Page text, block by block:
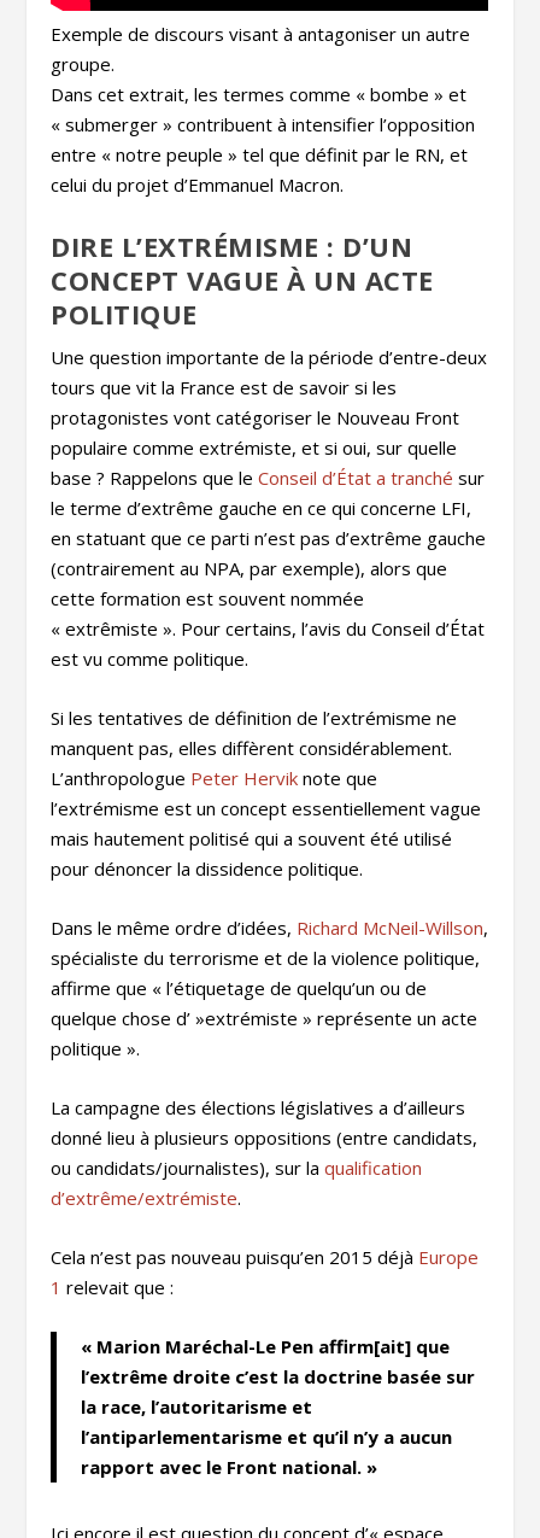
Exemple de discours visant à antagoniser un autre
groupe.
Dans cet extrait, les termes comme « bombe » et
« submerger » contribuent à intensifier l’opposition
entre « notre peuple » tel que définit par le RN, et
celui du projet d’Emmanuel Macron.
DIRE L’EXTRÉMISME : D’UN
CONCEPT VAGUE À UN ACTE
POLITIQUE
Une question importante de la période d’entre-deux
tours que vit la France est de savoir si les
protagonistes vont catégoriser le Nouveau Front
populaire comme extrémiste, et si oui, sur quelle
base ? Rappelons que leConseil d’État a tranché sur
le terme d’extrême gauche en ce qui concerne LFI,
en statuant que ce parti n’est pas d’extrême gauche
(contrairement au NPA, par exemple), alors que
cette formation est souvent nommée
« extrêmiste ». Pour certains, l’avis du Conseil d’État
est vu comme politique.
Si les tentatives de définition de l’extrémisme ne
manquent pas, elles diffèrent considérablement.
L’anthropologue Peter Hervik note que
l’extrémisme est un concept essentiellement vague
mais hautement politisé qui a souvent été utilisé
pour dénoncer la dissidence politique.
Dans le même ordre d’idées, Richard McNeil-Willson,
spécialiste du terrorisme et de la violence politique,
affirme que « l’étiquetage de quelqu’un ou de
quelque chose d’ »extrémiste » représente un acte
politique ».
La campagne des élections législatives a d’ailleurs
donné lieu à plusieurs oppositions (entre candidats,
ou candidats/journalistes), sur laqualification
d’extrême/extrémiste.
Cela n’est pas nouveau puisqu’en 2015 déjà Europe
1 relevait que :
« Marion Maréchal-Le Pen affirm[ait] que
l’extrême droite c’est la doctrine basée sur
la race, l’autoritarisme et
l’antiparlementarisme et qu’il n’y a aucun
rapport avec le Front national. »
Ici encore il est question du concept d’« espace